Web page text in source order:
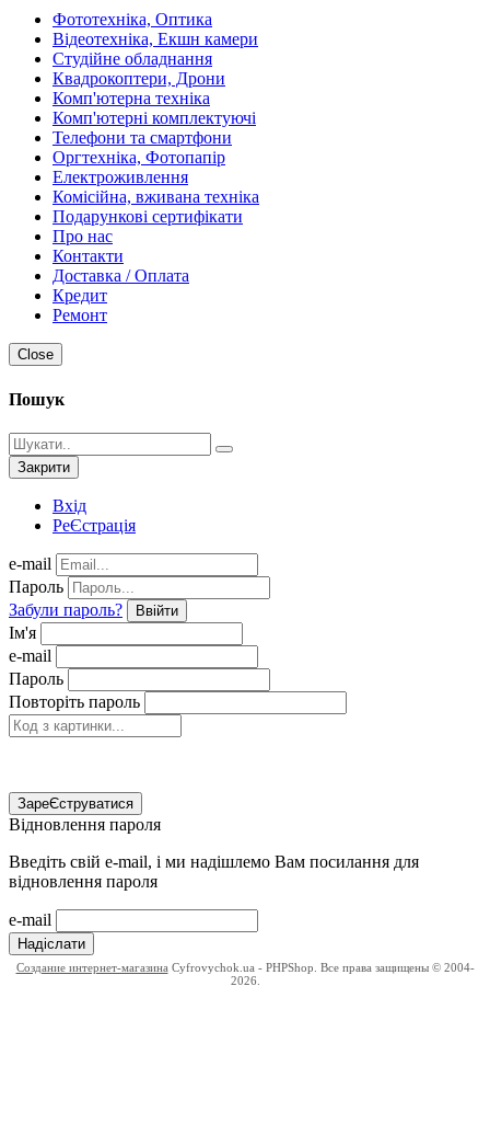
Фототехніка, Оптика
Відеотехніка, Екшн камери
Студійне обладнання
Квадрокоптери, Дрони
Комп'ютерна техніка
Комп'ютерні комплектуючі
Телефони та смартфони
Оргтехніка, Фотопапір
Електроживлення
Комісійна, вживана техніка
Подарункові сертифікати
Про нас
Контакти
Доставка / Оплата
Кредит
Ремонт
Close
Пошук
Закрити
Вхід
РеЄстрація
e-mail
Пароль
Забули пароль?
Ввійти
Ім'я
e-mail
Пароль
Повторіть пароль
ЗареЄструватися
Відновлення пароля
Введіть свій e-mail, і ми надішлемо Вам посилання для
відновлення пароля
e-mail
Надіслати
Создание интернет-магазина Cyfrovychok.ua - PHPShop. Все права защищены © 2004-
2026.